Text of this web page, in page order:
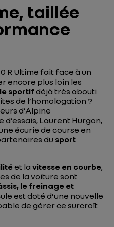
taillée
R Ultime fait face à un
encore plus loin les
sportifdéjà très abouti
de l’homologation ?
d’Alpine
Laurent Hurgon,
écurie de course en
du sport
et la vitesse en courbe,
de la voiture sont
le freinage et
est doté d’une nouvelle
de gérer ce surcroît